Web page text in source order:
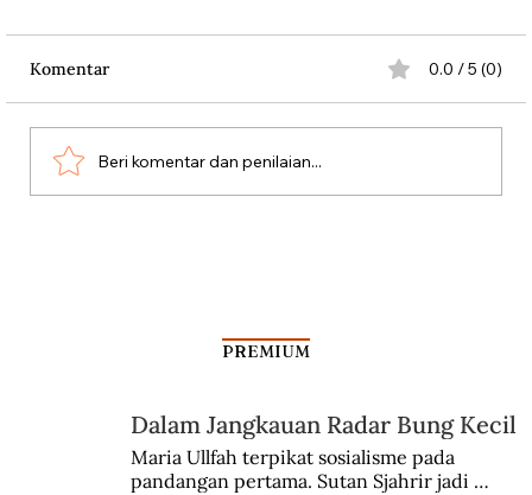
Komentar 0.0 / 5 (0)
Beri komentar dan penilaian...
PREMIUM
Dalam Jangkauan Radar Bung Kecil
Maria Ullfah terpikat sosialisme pada
pandangan pertama. Sutan Sjahrir jadi